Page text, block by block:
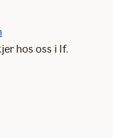
hos oss i If.